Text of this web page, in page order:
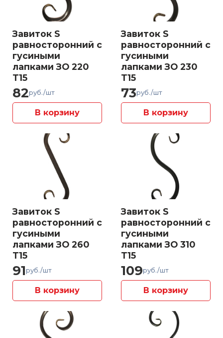
Завиток S
равносторонний с
гусиными
лапками ЗО 220
Т15
82руб./шт
В корзину
Завиток S
равносторонний с
гусиными
лапками ЗО 230
Т15
73руб./шт
В корзину
Завиток S
равносторонний с
гусиными
лапками ЗО 260
Т15
91руб./шт
В корзину
Завиток S
равносторонний с
гусиными
лапками ЗО 310
Т15
109руб./шт
В корзину